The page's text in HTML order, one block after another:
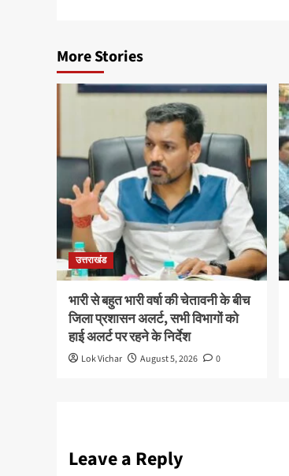
More Stories
उत्तराखंड
भारी से बहुत भारी वर्षा की चेतावनी के बीच
जिला प्रशासन अलर्ट, सभी विभागों को
हाई अलर्ट पर रहने के निर्देश
Lok Vichar August 5, 2026 0
Leave a Reply